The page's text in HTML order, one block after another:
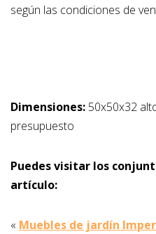
según las condiciones de
Dimensiones: 50x50x32
presupuesto
Puedes visitar los
artículo:
« Muebles de jardín